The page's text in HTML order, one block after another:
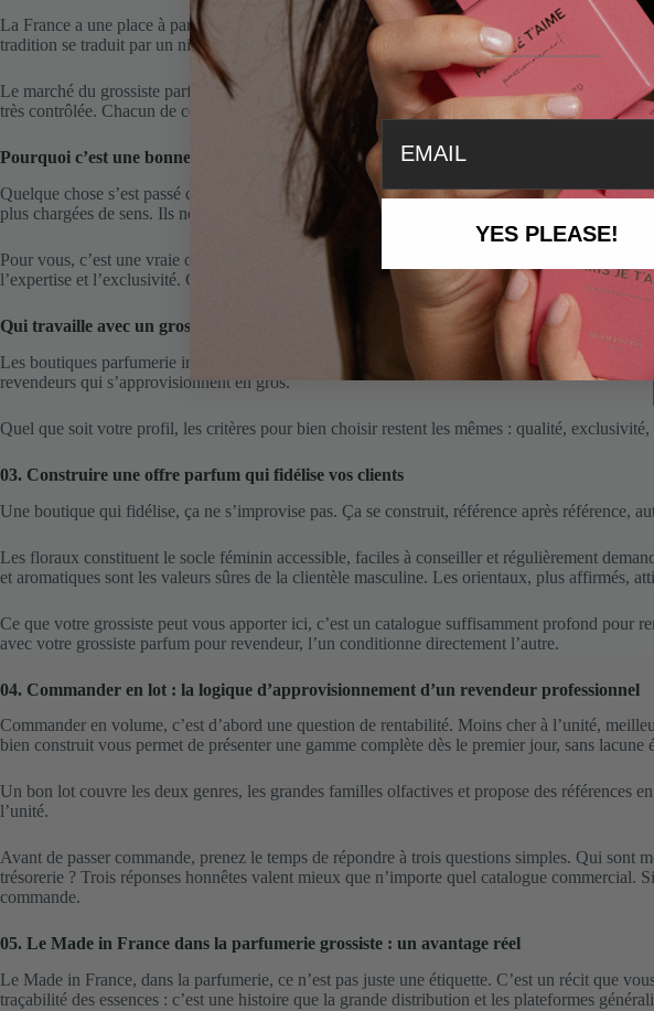
La France a une place à part dans l’histoire de la parfumerie mondiale. Grasse, en
tradition se traduit par un niveau d’exigence dans la formulation qui distingue la parfumerie
Le marché du grossiste parfum en France couvre aujourd’hui un spectre large. Du parfum
très contrôlée. Chacun de ces segments répond à une logique commerciale différente et à un
Pourquoi c’est une bonne période pour les revendeurs indépendants
Quelque chose s’est passé ces dernières années dans les habitudes d’achat. Les
plus chargées de sens. Ils ne veulent plus sentir ce que tout le monde sent.
Pour vous, c’est une vraie opportunité. Les grandes enseignes ne peuvent pas aller
l’expertise et l’exclusivité. C’est un terrain sur lequel vous pouvez gagner si vous choisissez
Qui travaille avec un grossiste parfum
Les boutiques parfumerie indépendantes sont le cœur de la clientèle, mais les instituts de
revendeurs qui s’approvisionnent en gros.
Quel que soit votre profil, les critères pour bien choisir restent les mêmes : qualité,
03. Construire une offre parfum qui fidélise vos clients
Une boutique qui fidélise, ça ne s’improvise pas. Ça se construit, référence après référence,
Les floraux constituent le socle féminin accessible, faciles à conseiller et régulièrement
et aromatiques sont les valeurs sûres de la clientèle masculine. Les orientaux, plus affirmés,
Ce que votre grossiste peut vous apporter ici, c’est un catalogue suffisamment profond pour
avec votre grossiste parfum pour revendeur, l’un conditionne directement l’autre.
04. Commander en lot : la logique d’approvisionnement d’un revendeur professionnel
Commander en volume, c’est d’abord une question de rentabilité. Moins cher à l’unité,
bien construit vous permet de présenter une gamme complète dès le premier jour, sans lacune
Un bon lot couvre les deux genres, les grandes familles olfactives et propose des références
l’unité.
Avant de passer commande, prenez le temps de répondre à trois questions simples. Qui
trésorerie ? Trois réponses honnêtes valent mieux que n’importe quel catalogue commercial.
commande.
05. Le Made in France dans la parfumerie grossiste : un avantage réel
Le Made in France, dans la parfumerie, ce n’est pas juste une étiquette. C’est un récit que
traçabilité des essences : c’est une histoire que la grande distribution et les plateformes
YES PLEASE!